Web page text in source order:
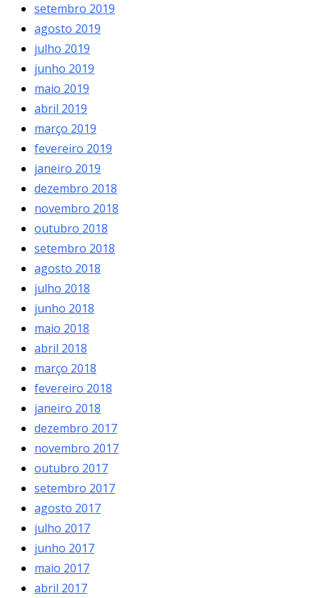
setembro 2019
agosto 2019
julho 2019
junho 2019
maio 2019
abril 2019
março 2019
fevereiro 2019
janeiro 2019
dezembro 2018
novembro 2018
outubro 2018
setembro 2018
agosto 2018
julho 2018
junho 2018
maio 2018
abril 2018
março 2018
fevereiro 2018
janeiro 2018
dezembro 2017
novembro 2017
outubro 2017
setembro 2017
agosto 2017
julho 2017
junho 2017
maio 2017
abril 2017